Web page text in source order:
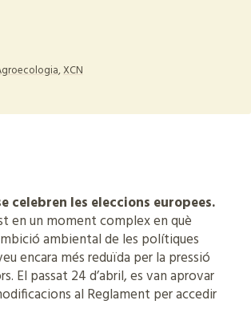
,XCN
celebren les eleccions europees.
en un moment complex en què
ambiental de les polítiques
encara més reduïda per la pressió
El passat 24 d’abril, es van aprovar
al Reglament per accedir